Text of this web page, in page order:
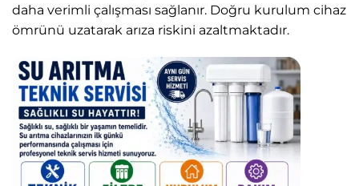
daha verimli çalışması sağlanır. Doğru kurulum cihaz
ömrünü uzatarak arıza riskini azaltmaktadır.